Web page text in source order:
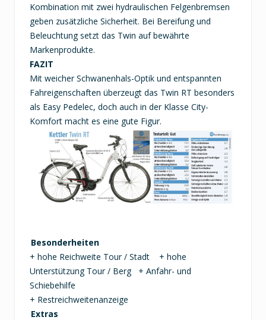
Kombination mit zwei hydraulischen Felgenbremsen
geben zusätzliche Sicherheit. Bei Bereifung und
Beleuchtung setzt das Twin auf bewährte
Markenprodukte.
FAZIT
Mit weicher Schwanenhals-Optik und entspannten
Fahreigenschaften überzeugt das Twin RT besonders
als Easy Pedelec, doch auch in der Klasse City-
Komfort macht es eine gute Figur.
Besonderheiten
+ hohe Reichweite Tour / Stadt + hohe
Unterstützung Tour / Berg + Anfahr- und
Schiebehilfe
+ Restreichweitenanzeige
Extras